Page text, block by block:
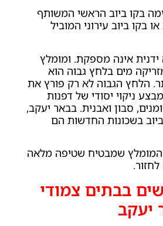
בקו ביוב הראשי המשותף
בקו ביוב עירוני המוביל
אינה מספקת. ומומלץ
מים בלחץ גבוה הוא
הלחץ הגבוה לא רק פורץ את
ניקוי יסודי של דפנות
סבון ואבנית. בבאר יעקב,
בשכונות החדשות הם
המומלץ שמבטיח שטיפה מלאה
בבתים צמודי
יעקב